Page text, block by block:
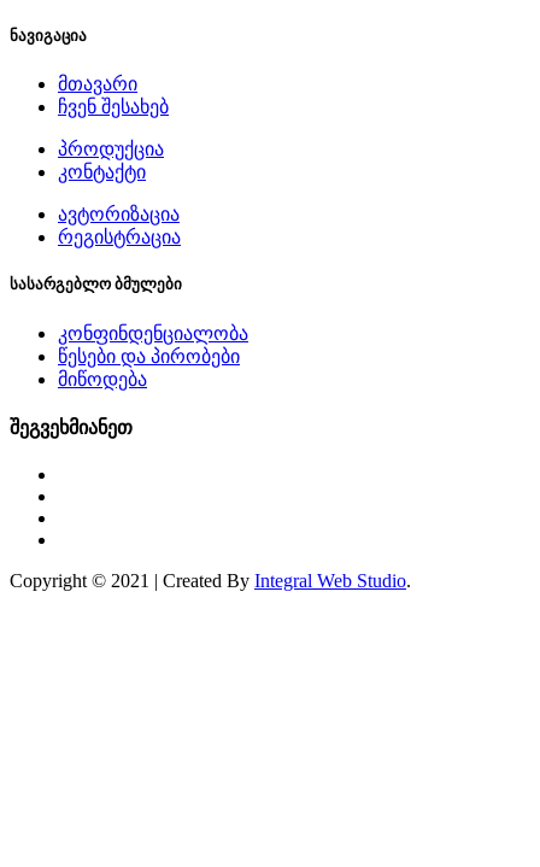
ნავიგაცია
მთავარი
ჩვენ შესახებ
პროდუქცია
კონტაქტი
ავტორიზაცია
რეგისტრაცია
სასარგებლო ბმულები
კონფინდენციალობა
წესები და პირობები
მიწოდება
შეგვეხმიანეთ
Copyright © 2021 | Created By Integral Web Studio.